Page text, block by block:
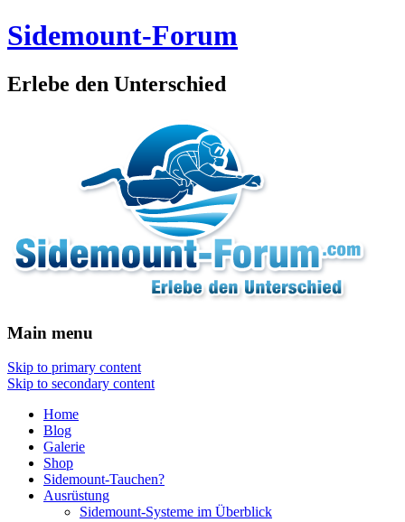
Sidemount-Forum
Erlebe den Unterschied
Main menu
Skip to primary content
Skip to secondary content
Home
Blog
Galerie
Shop
Sidemount-Tauchen?
Ausrüstung
Sidemount-Systeme im Überblick